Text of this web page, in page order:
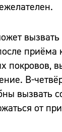
приёма
покровов,
В-
вызвать
от